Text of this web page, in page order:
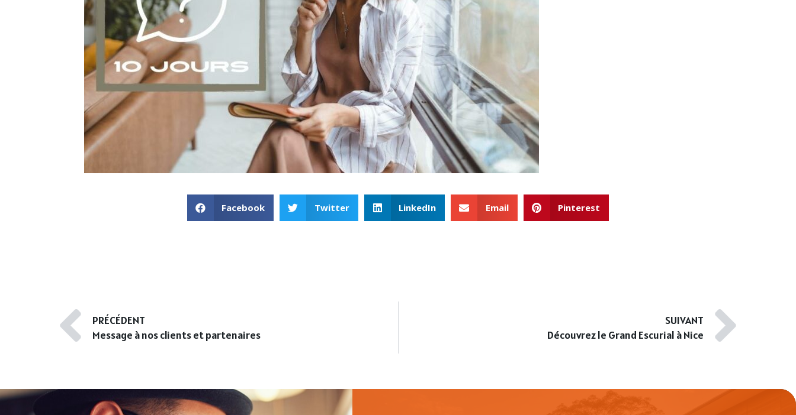
Facebook Twitter LinkedIn Email Pinterest
PRÉCÉDENT
Message à nos clients et partenaires
SUIVANT
Découvrez le Grand Escurial à Nice